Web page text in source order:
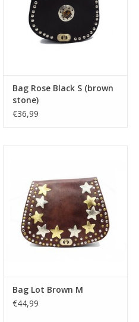
Bag Rose Black S (brown
stone)
€36,99
Bag Lot Brown M
€44,99